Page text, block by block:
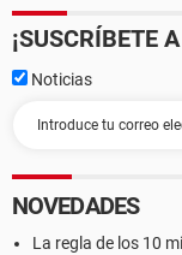
¡SUSCRÍBETE
Noticias
NOVEDADES
La regla de los 10